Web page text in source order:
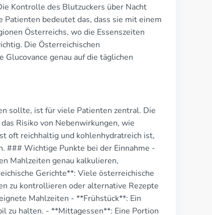
Kontrolle des Blutzuckers über Nacht
bedeutet das, dass sie mit einem
Österreichs, wo die Essenszeiten
Die Österreichischen
genau auf die täglichen
sollte, ist für viele Patienten zentral. Die
Risiko von Nebenwirkungen, wie
oft reichhaltig und kohlenhydratreich ist,
### Wichtige Punkte bei der Einnahme -
Mahlzeiten genau kalkulieren,
Gerichte**: Viele österreichische
zu kontrollieren oder alternative Rezepte
Mahlzeiten - **Frühstück**: Ein
zu halten. - **Mittagessen**: Eine Portion